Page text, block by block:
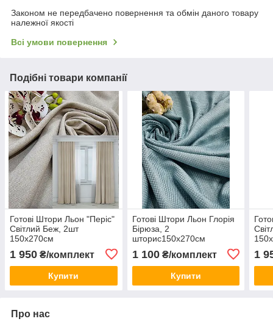
Законом не передбачено повернення та обмін даного товару
належної якості
Всі умови повернення
Подібні товари компанії
Готові Штори Льон "Періс"
Світлий Беж, 2шт
150х270см
1 950 ₴/комплект
Купити
Готові Штори Льон Глорія
Бірюза, 2
шторис150х270см
1 100₴/комплект
Купити
1
Про нас